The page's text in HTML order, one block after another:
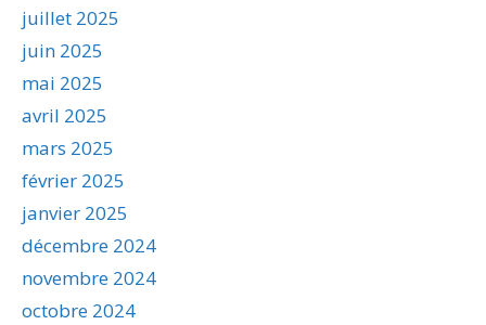
juillet 2025
juin 2025
mai 2025
avril 2025
mars 2025
février 2025
janvier 2025
décembre 2024
novembre 2024
octobre 2024